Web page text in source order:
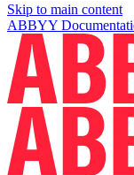
Skip to main content
ABBYY